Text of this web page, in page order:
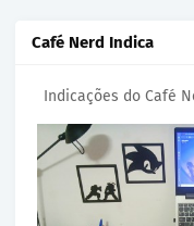
Café Nerd Indica
Indicações do Café